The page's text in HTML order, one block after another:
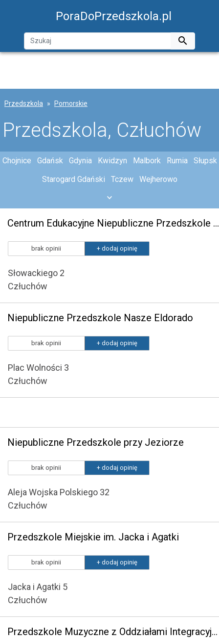
PoraDoPrzedszkola.pl

Przedszkola Pomorskie
Przedszkola, Człuchów
Chojnice Gdańsk Gdynia Kwidzyn Malbork Rumia
Słupsk
Starogard Gdański
Tczew Wejherowo
Centrum Edukacyjne Niepubliczne Przedszkole Motylek z Oddziałem Integracyjnym
brak opinii + dodaj opinię
Słowackiego 2
Człuchów
Niepubliczne Przedszkole Nasze Eldorado
brak opinii + dodaj opinię
Plac Wolności 3
Człuchów
Niepubliczne Przedszkole przy Jeziorze
brak opinii + dodaj opinię
Aleja Wojska Polskiego 32
Człuchów
Przedszkole Miejskie im. Jacka i Agatki
brak opinii + dodaj opinię
Jacka i Agatki 5
Człuchów
Przedszkole Muzyczne z Oddziałami Integracyjnymi Piano